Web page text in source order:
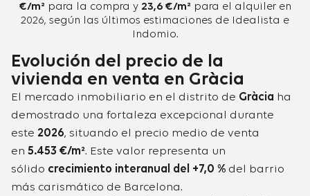
€/m² para la compra y 23,6 €/m² para el alquiler en
2026, según las últimos estimaciones de Idealista e
Indomio.
Evolución del precio de la
vivienda en venta en Gràcia
El mercado inmobiliario en el distrito de Gràcia ha
demostrado una fortaleza excepcional durante
este 2026, situando el precio medio de venta
en 5.453 €/m². Este valor representa un
sólido crecimiento interanual del +7,0 % del barrio
más carismático de Barcelona.